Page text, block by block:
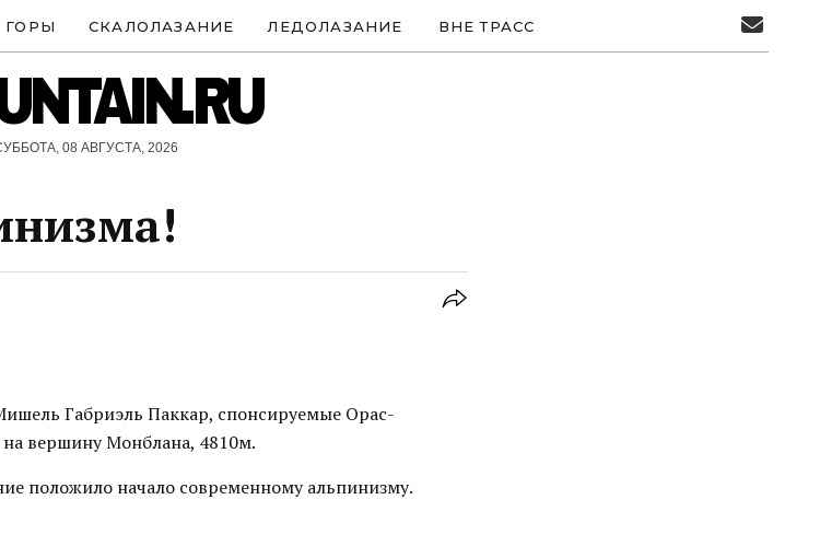
СКАЛОЛАЗАНИЕ ЛЕДОЛАЗАНИЕ ВНЕ ТРАСС
08 АВГУСТА, 2026
Габриэль Паккар, спонсируемые Орас-
вершину Монблана, 4810м.
положило начало современному альпинизму.